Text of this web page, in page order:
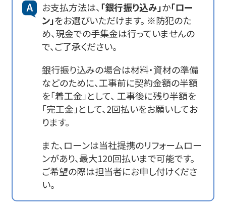
お支払方法は、「銀行振り込み」か「ロー
ン」をお選びいただけます。 ※防犯のた
め、現金での手集金は行っていませんの
で、ご了承ください。
銀行振り込みの場合は材料・資材の準備
などのために、工事前に契約金額の半額
を「着工金」として、 工事後に残り半額を
「完工金」として、2回払いをお願いしてお
ります。
また、ローンは当社提携のリフォームロー
ンがあり、最大120回払いまで可能です。
ご希望の際は担当者にお申し付けくださ
い。